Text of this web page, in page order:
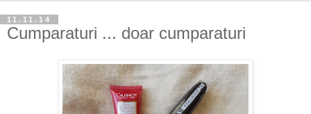
11.11.14
Cumparaturi ... doar cumparaturi